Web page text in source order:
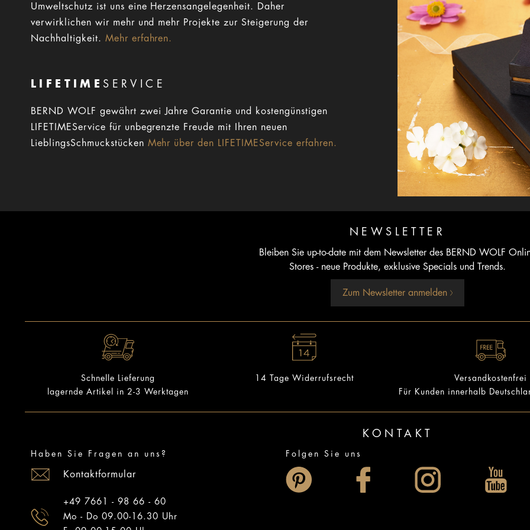
Umweltschutz ist uns eine Herzensangelegenheit. Daher
verwirklichen wir mehr und mehr Projekte zur Steigerung der
Nachhaltigkeit. Mehr erfahren.
LIFETIME SERVICE
BERND WOLF gewährt zwei Jahre Garantie und kostengünstigen
LIFETIMEService für unbegrenzte Freude mit Ihren neuen
LieblingsSchmuckstücken Mehr über den LIFETIMEService erfahren.
NEWSLETTER
Bleiben Sie up-to-date mit dem Newsletter des BERND WOLF
Stores - neue Produkte, exklusive Specials und Trends.
Zum Newsletter anmelden
Schnelle Lieferung
lagernde Artikel in 2-3 Werktagen
14 Tage Widerrufsrecht
Versandkostenfrei
Für Kunden innerhalb
KONTAKT
Haben Sie Fragen an uns?
Kontaktformular
+49 7661 - 98 66 - 60
Mo - Do 09.00-16.30 Uhr
Folgen Sie uns